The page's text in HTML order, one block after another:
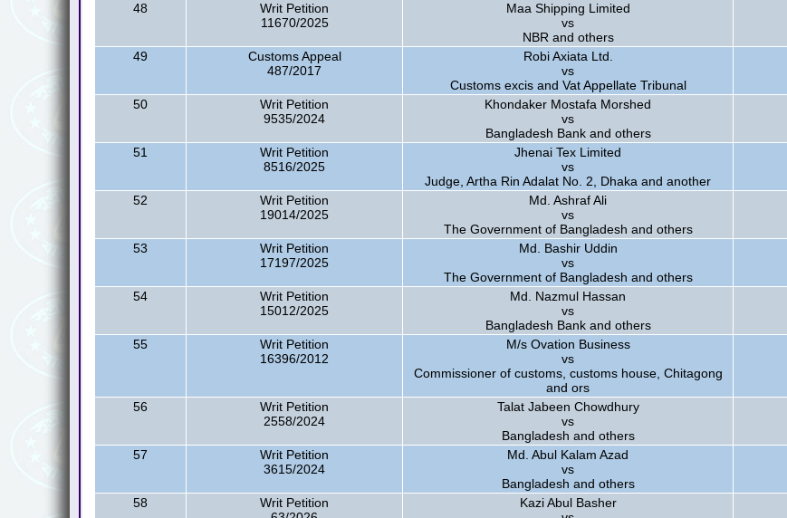
48
Writ Petition
11670/2025
Maa Shipping Limited
vs
NBR and others
49
Customs Appeal
487/2017
Robi Axiata Ltd.
vs
Customs excis and Vat Appellate Tribunal
50
Writ Petition
9535/2024
Khondaker Mostafa Morshed
vs
Bangladesh Bank and others
51
Writ Petition
8516/2025
Jhenai Tex Limited
vs
Judge, Artha Rin Adalat No. 2, Dhaka and another
52
Writ Petition
19014/2025
Md. Ashraf Ali
vs
The Government of Bangladesh and others
53
Writ Petition
17197/2025
Md. Bashir Uddin
vs
The Government of Bangladesh and others
54
Writ Petition
15012/2025
Md. Nazmul Hassan
vs
Bangladesh Bank and others
55
Writ Petition
16396/2012
M/s Ovation Business
vs
Commissioner of customs, customs house, Chitagong
and ors
56
Writ Petition
2558/2024
Talat Jabeen Chowdhury
vs
Bangladesh and others
57
Writ Petition
3615/2024
Md. Abul Kalam Azad
vs
Bangladesh and others
58
Writ Petition
Kazi Abul Basher